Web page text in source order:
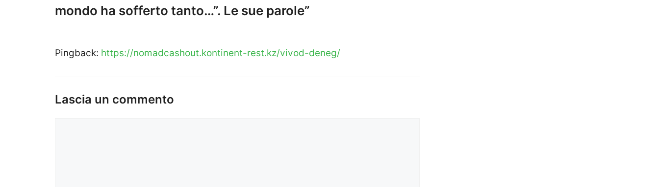
mondo ha sofferto tanto…”. Le sue parole”
Pingback: https://nomadcashout.kontinent-rest.kz/vivod-deneg/
Lascia un commento